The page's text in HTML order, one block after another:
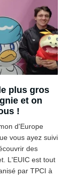
plus gros
et on
!
d'Europe
vous ayez suivi
des
L'EUIC est tout
par TPCI à